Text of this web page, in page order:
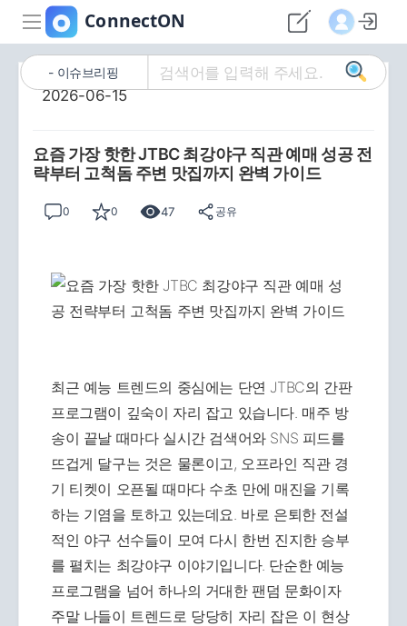
이슈브리핑
2026-06-15
요즘 가장 핫한 JTBC 최강야구 직관 예매 성공 전
략부터 고척돔 주변 맛집까지 완벽 가이드
0 0 47 공유
최근 예능 트렌드의 중심에는 단연 JTBC의 간판
프로그램이 깊숙이 자리 잡고 있습니다. 매주 방
송이 끝날 때마다 실시간 검색어와 SNS 피드를
뜨겁게 달구는 것은 물론이고, 오프라인 직관 경
기 티켓이 오픈될 때마다 수초 만에 매진을 기록
하는 기염을 토하고 있는데요. 바로 은퇴한 전설
적인 야구 선수들이 모여 다시 한번 진지한 승부
를 펼치는 최강야구 이야기입니다. 단순한 예능
프로그램을 넘어 하나의 거대한 팬덤 문화이자
주말 나들이 트렌드로 당당히 자리 잡은 이 현상